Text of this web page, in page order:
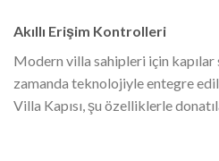
Akıllı Erişim Kontrolleri
Modern villa sahipleri için kapılar
zamanda teknolojiyle entegre
Villa Kapısı, şu özelliklerle